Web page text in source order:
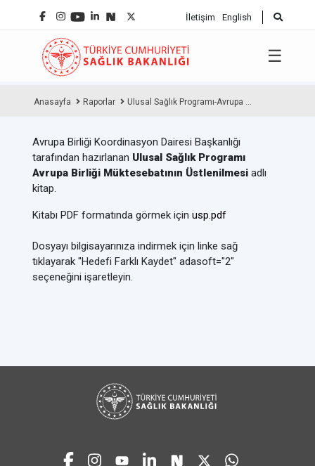
İletişim English
☰
Anasayfa Raporlar Ulusal Sağlık Programı-Avrupa ...
Avrupa Birliği Koordinasyon Dairesi Başkanlığı
tarafından hazırlanan Ulusal Sağlık Programı
Avrupa Birliği Müktesebatının Üstlenilmesi adlı
kitap.
Kitabı PDF formatında görmek için usp.pdf
Dosyayı bilgisayarınıza indirmek için linke sağ
tıklayarak "Hedefi Farklı Kaydet" adasoft="2"
seçeneğini işaretleyin.